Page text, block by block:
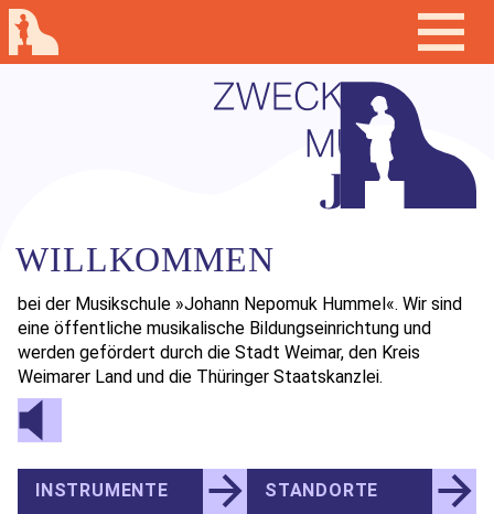
WILLKOMMEN
bei der Musikschule »Johann Nepomuk Hummel«. Wir sind
eine öffentliche musikalische Bildungseinrichtung und
werden gefördert durch die Stadt Weimar, den Kreis
Weimarer Land und die Thüringer Staatskanzlei.
INSTRUMENTE STANDORTE